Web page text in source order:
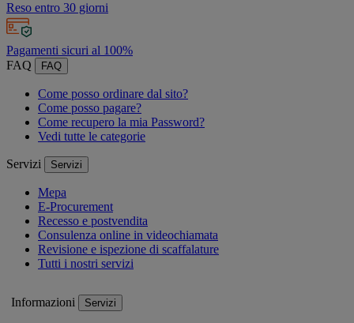
Reso entro 30 giorni
Pagamenti sicuri al 100%
FAQ
FAQ
Come posso ordinare dal sito?
Come posso pagare?
Come recupero la mia Password?
Vedi tutte le categorie
Servizi Servizi
Mepa
E-Procurement
Recesso e postvendita
Consulenza online in videochiamata
Revisione e ispezione di scaffalature
Tutti i nostri servizi
Informazioni Servizi